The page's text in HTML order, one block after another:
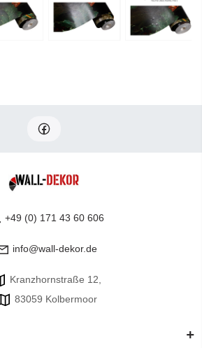
+49 (0) 171 43 60 606
info@wall-dekor.de
Kranzhornstraße 12,
83059 Kolbermoor
+